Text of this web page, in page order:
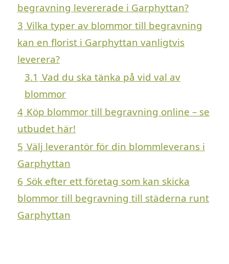
begravning levererade i Garphyttan?
3 Vilka typer av blommor till begravning
kan en florist i Garphyttan vanligtvis
leverera?
3.1 Vad du ska tänka på vid val av
blommor
4 Köp blommor till begravning online – se
utbudet här!
5 Välj leverantör för din blommleverans i
Garphyttan
6 Sök efter ett företag som kan skicka
blommor till begravning till städerna runt
Garphyttan